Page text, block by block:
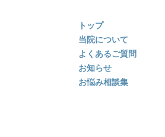
トップ
当院について
よくあるご質問
お知らせ
お悩み相談集